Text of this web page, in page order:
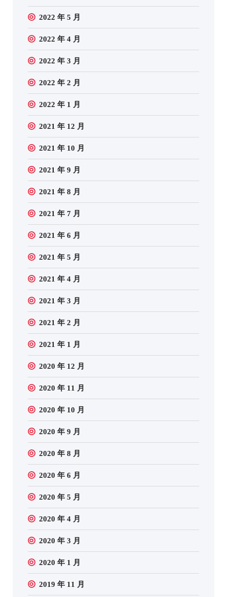
2022 年 5 月
2022 年 4 月
2022 年 3 月
2022 年 2 月
2022 年 1 月
2021 年 12 月
2021 年 10 月
2021 年 9 月
2021 年 8 月
2021 年 7 月
2021 年 6 月
2021 年 5 月
2021 年 4 月
2021 年 3 月
2021 年 2 月
2021 年 1 月
2020 年 12 月
2020 年 11 月
2020 年 10 月
2020 年 9 月
2020 年 8 月
2020 年 6 月
2020 年 5 月
2020 年 4 月
2020 年 3 月
2020 年 1 月
2019 年 11 月